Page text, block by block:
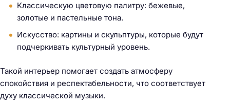
Классическую цветовую палитру: бежевые,
золотые и пастельные тона.
Искусство: картины и скульптуры, которые будут
подчеркивать культурный уровень.
Такой интерьер помогает создать атмосферу
спокойствия и респектабельности, что соответствует
духу классической музыки.